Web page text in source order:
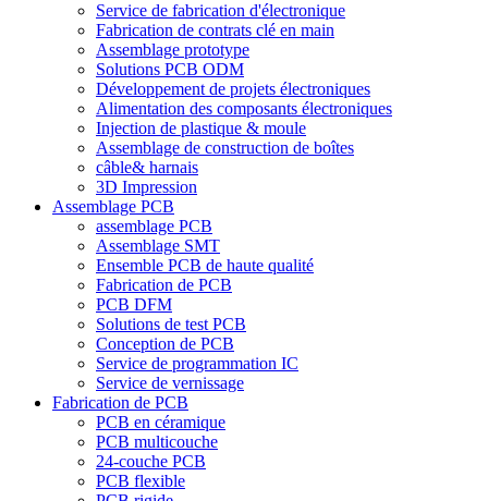
Service de fabrication d'électronique
Fabrication de contrats clé en main
Assemblage prototype
Solutions PCB ODM
Développement de projets électroniques
Alimentation des composants électroniques
Injection de plastique & moule
Assemblage de construction de boîtes
câble& harnais
3D Impression
Assemblage PCB
assemblage PCB
Assemblage SMT
Ensemble PCB de haute qualité
Fabrication de PCB
PCB DFM
Solutions de test PCB
Conception de PCB
Service de programmation IC
Service de vernissage
Fabrication de PCB
PCB en céramique
PCB multicouche
24-couche PCB
PCB flexible